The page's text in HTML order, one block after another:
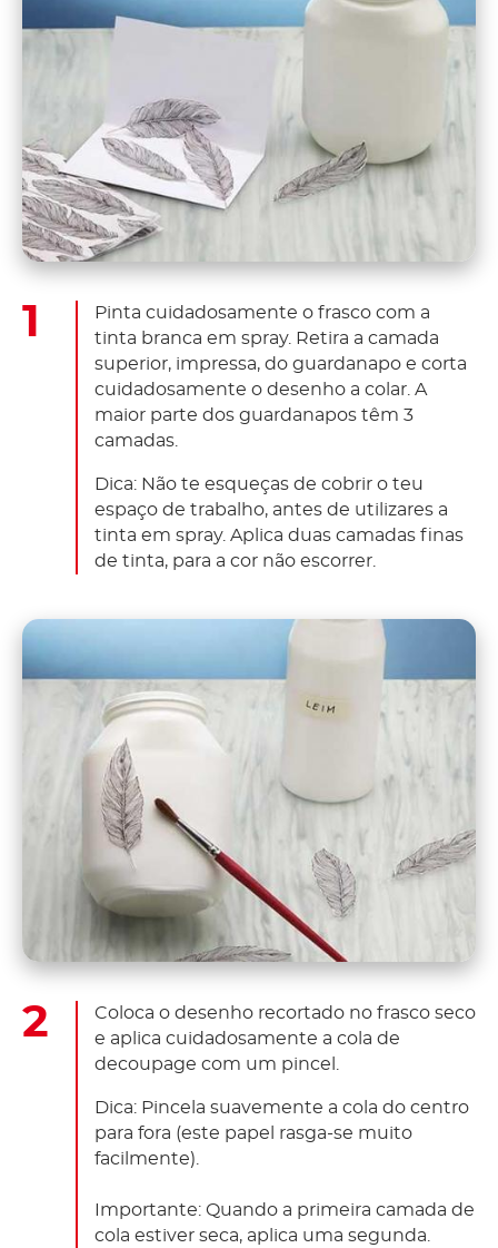
Pinta cuidadosamente o frasco com a
tinta branca em spray. Retira a camada
superior, impressa, do guardanapo e corta
cuidadosamente o desenho a colar. A
maior parte dos guardanapos têm 3
camadas.
Dica: Não te esqueças de cobrir o teu
espaço de trabalho, antes de utilizares a
tinta em spray. Aplica duas camadas finas
de tinta, para a cor não escorrer.
Coloca o desenho recortado no frasco seco
e aplica cuidadosamente a cola de
decoupage com um pincel.
Dica: Pincela suavemente a cola do centro
para fora (este papel rasga-se muito
facilmente).
Importante: Quando a primeira camada de
cola estiver seca, aplica uma segunda.